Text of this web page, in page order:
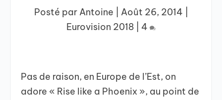
Posté par Antoine Août 26, 2014
Eurovision 2018
4
Pas de raison, en Europe de l’Est, on
adore « Rise like a Phoenix », au point de